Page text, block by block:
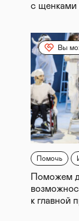
с щенками
Вы
Помочь
Поможем
к главной